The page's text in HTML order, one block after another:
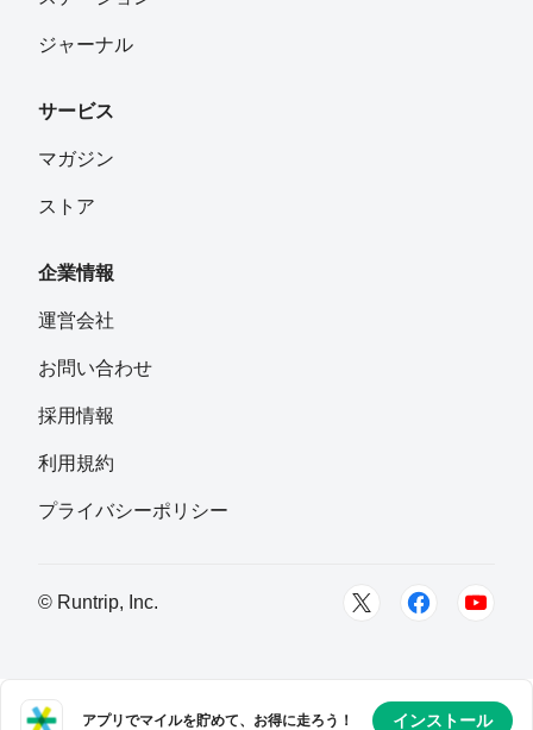
ジャーナル
サービス
マガジン
ストア
企業情報
運営会社
お問い合わせ
採用情報
利用規約
プライバシーポリシー
© Runtrip, Inc.
アプリでマイルを貯めて、お得に走ろう！ インストール